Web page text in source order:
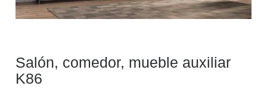
Salón, comedor, mueble auxiliar
K86